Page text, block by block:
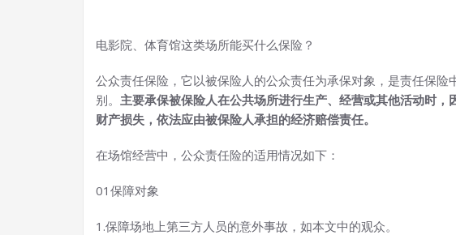
电影院、体育馆这类场所能买什么保险？
公众责任保险，它以被保险人的公众责任为承保对象，是责任保
别。 主要承保被保险人在公共场所进行生产、经营或其他活动时
财产损失，依法应由被保险人承担的经济赔偿责任。
在场馆经营中，公众责任险的适用情况如下：
01保障对象
1.保障场地上第三方人员的意外事故，如本文中的观众。